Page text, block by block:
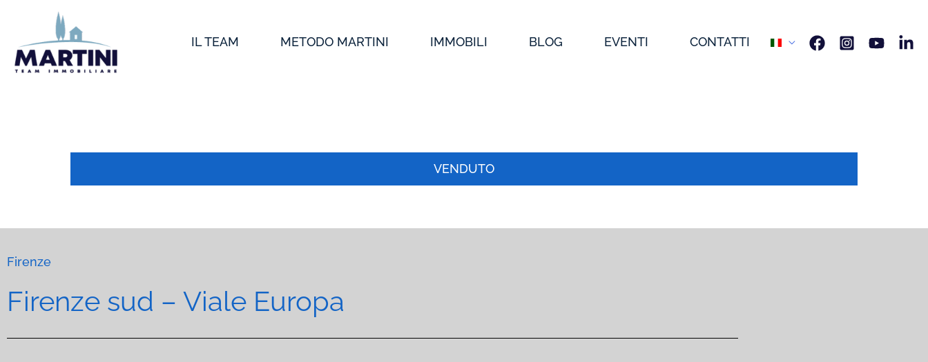
contenuto
IL TEAM METODO MARTINI IMMOBILI BLOG EVENTI CONTATTI
VENDUTO
Firenze
Firenze sud – Viale Europa